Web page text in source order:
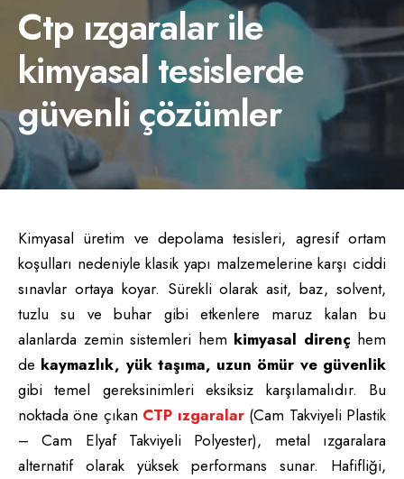
Ctp ızgaralar ile
kimyasal tesislerde
güvenli çözümler
Kimyasal üretim ve depolama tesisleri, agresif ortam
koşulları nedeniyle klasik yapı malzemelerine karşı ciddi
sınavlar ortaya koyar. Sürekli olarak asit, baz, solvent,
tuzlu su ve buhar gibi etkenlere maruz kalan bu
alanlarda zemin sistemleri hem kimyasal direnç hem
de kaymazlık, yük taşıma, uzun ömür ve güvenlik
gibi temel gereksinimleri eksiksiz karşılamalıdır. Bu
noktada öne çıkan CTP ızgaralar(Cam Takviyeli Plastik
– Cam Elyaf Takviyeli Polyester), metal ızgaralara
alternatif olarak yüksek performans sunar. Hafifliği,